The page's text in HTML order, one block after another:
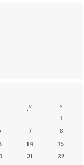
V S
1
7
8
14
15
21
22